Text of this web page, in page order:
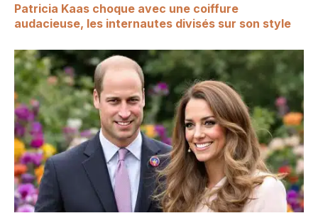
Patricia Kaas choque avec une coiffure
audacieuse, les internautes divisés sur son style